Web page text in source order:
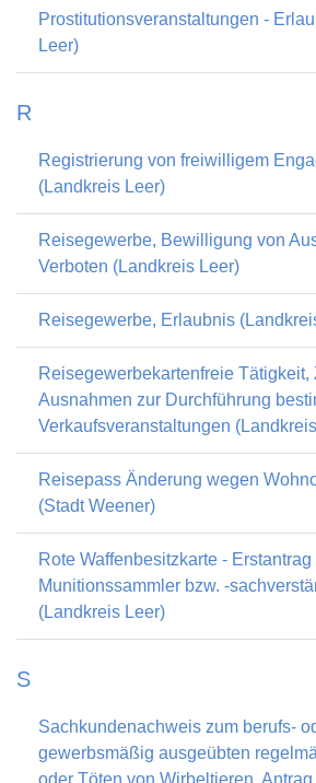
Prostitutionsveranstaltungen -
Leer)
R
Registrierung von freiwilligem
(Landkreis Leer)
Reisegewerbe, Bewilligung von
Verboten (Landkreis Leer)
Reisegewerbe, Erlaubnis
Reisegewerbekartenfreie Tätigkeit,
Ausnahmen zur Durchführung
Verkaufsveranstaltungen
Reisepass Änderung wegen
(Stadt Weener)
Rote Waffenbesitzkarte -
Munitionssammler bzw. -
(Landkreis Leer)
S
Sachkundenachweis zum berufs-
gewerbsmäßig ausgeübten
oder Töten von Wirbeltieren,